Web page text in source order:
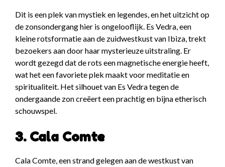
Dit is een plek van mystiek en legendes, en het uitzicht op
de zonsondergang hier is ongelooflijk. Es Vedra, een
kleine rotsformatie aan de zuidwestkust van Ibiza, trekt
bezoekers aan door haar mysterieuze uitstraling. Er
wordt gezegd dat de rots een magnetische energie heeft,
wat het een favoriete plek maakt voor meditatie en
spiritualiteit. Het silhouet van Es Vedra tegen de
ondergaande zon creëert een prachtig en bijna etherisch
schouwspel.
3. Cala Comte
Cala Comte, een strand gelegen aan de westkust van